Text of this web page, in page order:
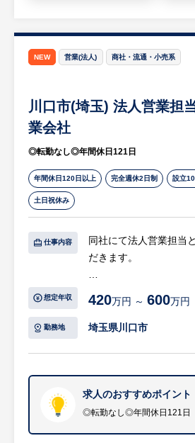
・各お客様に対し、「
料+消耗品」など総合
【HUREX求人担当コメ
充実させて就業いただけ
・日本のインフラを支
超える老舗企業であり
NEW 営業(法人) 商社・流通・小売系
川口市(埼玉) 法人営業担
業会社
◎転勤なし◎年間休日121日
年間休日120日以上 完全週休2日制 設立
土日祝休み
仕事内容
同社にて法人営業担当
だきます。
同社は建設現場やプラ
場などにおける重機や
なソリューションを提
います。
想定年収 420万円 ～ 600万円
勤務地 埼玉県川口市
求人のおすすめポイント
◎転勤なし◎年間休日121日